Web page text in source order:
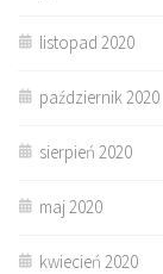
listopad 2020
październik 2020
sierpień 2020
maj 2020
kwiecień 2020